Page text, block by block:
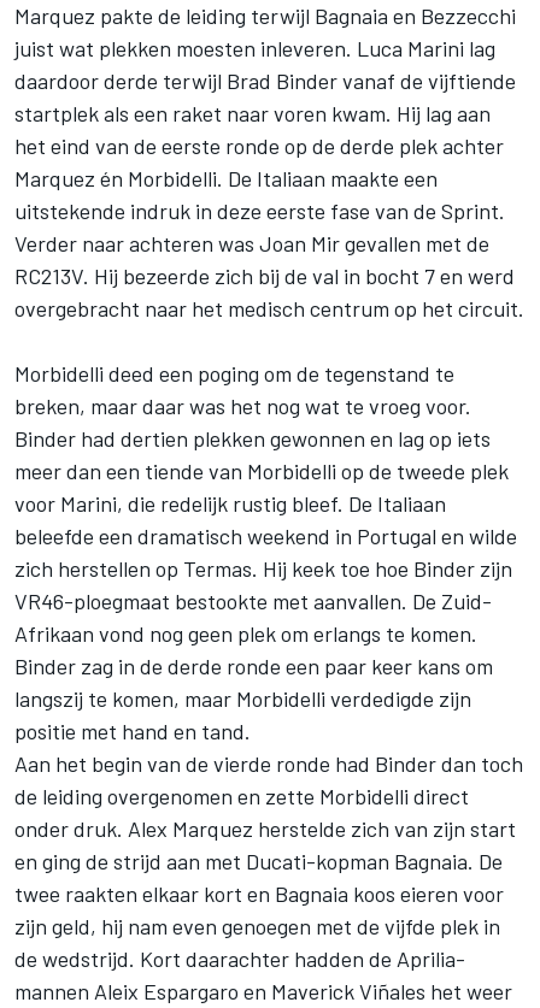
Marquez pakte de leiding terwijl Bagnaia en Bezzecchi
juist wat plekken moesten inleveren. Luca Marini lag
daardoor derde terwijl Brad Bindervanaf de vijftiende
startplek als een raket naar voren kwam. Hij lag aan
het eind van de eerste ronde op de derde plek achter
Marquez én Morbidelli. De Italiaan maakte een
uitstekende indruk in deze eerste fase van de Sprint.
Verder naar achteren was Joan Mirgevallen met de
RC213V. Hij bezeerde zich bij de val in bocht 7 en werd
overgebracht naar het medisch centrum op het circuit.
Morbidelli deed een poging om de tegenstand te
breken, maar daar was het nog wat te vroeg voor.
Binder had dertien plekken gewonnen en lag op iets
meer dan een tiende van Morbidelli op de tweede plek
voor Marini, die redelijk rustig bleef. De Italiaan
beleefde een dramatisch weekend in Portugal en wilde
zich herstellen op Termas. Hij keek toe hoe Binder zijn
VR46-ploegmaat bestookte met aanvallen. De Zuid-
Afrikaan vond nog geen plek om erlangs te komen.
Binder zag in de derde ronde een paar keer kans om
langszij te komen, maar Morbidelli verdedigde zijn
positie met hand en tand.
Aan het begin van de vierde ronde had Binder dan toch
de leiding overgenomen en zette Morbidelli direct
onder druk. Alex Marquez herstelde zich van zijn start
en ging de strijd aan met Ducati-kopman Bagnaia. De
twee raakten elkaar kort en Bagnaia koos eieren voor
zijn geld, hij nam even genoegen met de vijfde plek in
de wedstrijd. Kort daarachter hadden de Aprilia-
mannen Aleix Espargaro en Maverick Viñales het weer